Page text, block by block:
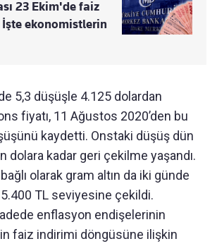
23 Ekim'de faiz
ekonomistlerin
5,3 düşüşle 4.125 dolardan
fiyatı, 11 Ağustos 2020’den bu
üşünü kaydetti. Onstaki düşüş dün
dolara kadar geri çekilme yaşandı.
olarak gram altın da iki günde
TL seviyesine çekildi.
enflasyon endişelerinin
faiz indirimi döngüsüne ilişkin